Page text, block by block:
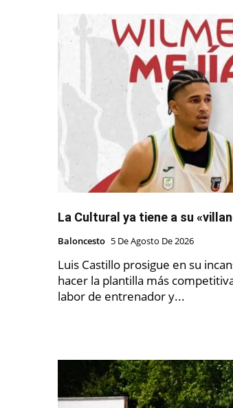
La Cultural ya tiene a su
Baloncesto 5 De Agosto De 2026
Luis Castillo prosigue en su
hacer la plantilla más
labor de entrenador y...